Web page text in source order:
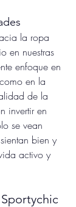
la ropa
en nuestras
enfoque en
en la
de la
invertir en
se vean
bien y
activo y